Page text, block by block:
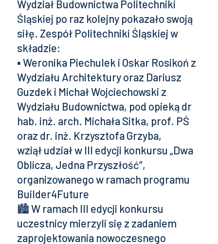
Wydział Budownictwa Politechniki
Śląskiej po raz kolejny pokazało swoją
siłę. Zespół Politechniki Śląskiej w
składzie:
▪ Weronika Piechulek i Oskar Rosikoń z
Wydziału Architektury oraz Dariusz
Guzdek i Michał Wojciechowski z
Wydziału Budownictwa, pod opieką dr
hab. inż. arch. Michała Sitka, prof. PŚ
oraz dr. inż. Krzysztofa Grzyba,
wziął udział w III edycji konkursu „Dwa
Oblicza, Jedna Przyszłość”,
organizowanego w ramach programu
Builder4Future
🏙️ W ramach III edycji konkursu
uczestnicy mierzyli się z zadaniem
zaprojektowania nowoczesnego